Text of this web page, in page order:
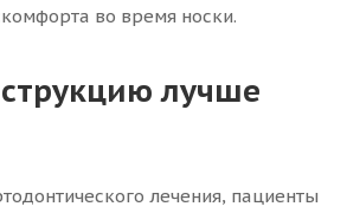
во время носки.
лучше
лечения, пациенты